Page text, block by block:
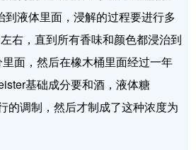
到液体里面，浸解的过程要进行多
右，直到所有香味和颜色都浸治到
面，然后在橡木桶里面经过一年
基础成分要和酒，液体糖
的调制，然后才制成了这种浓度为